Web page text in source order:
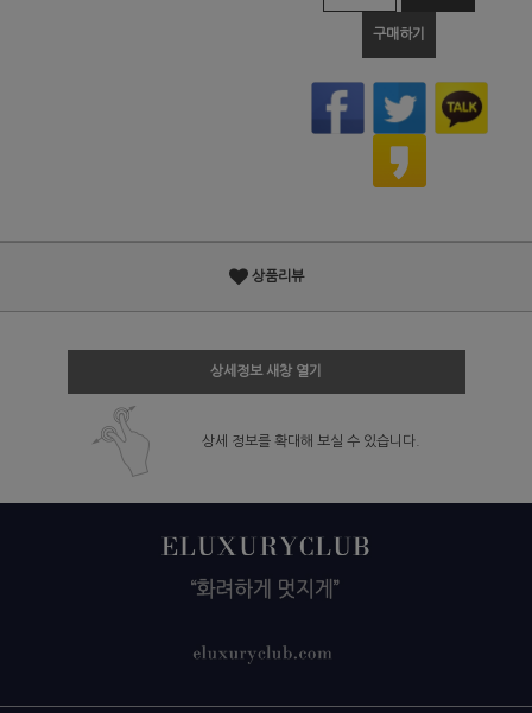
구매하기
상품리뷰
상세정보 새창 열기
상세 정보를 확대해 보실 수 있습니다.